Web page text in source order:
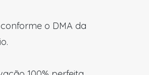
o DMA da